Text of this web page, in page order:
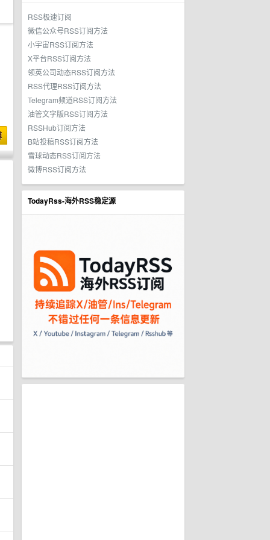
RSS极速订阅
微信公众号RSS订阅方法
小宇宙RSS订阅方法
X平台RSS订阅方法
领英公司动态RSS订阅方法
RSS代理RSS订阅方法
Telegram频道RSS订阅方法
油管文字版RSS订阅方法
RSSHub订阅方法
B站投稿RSS订阅方法
雪球动态RSS订阅方法
微博RSS订阅方法
TodayRss-海外RSS稳定源